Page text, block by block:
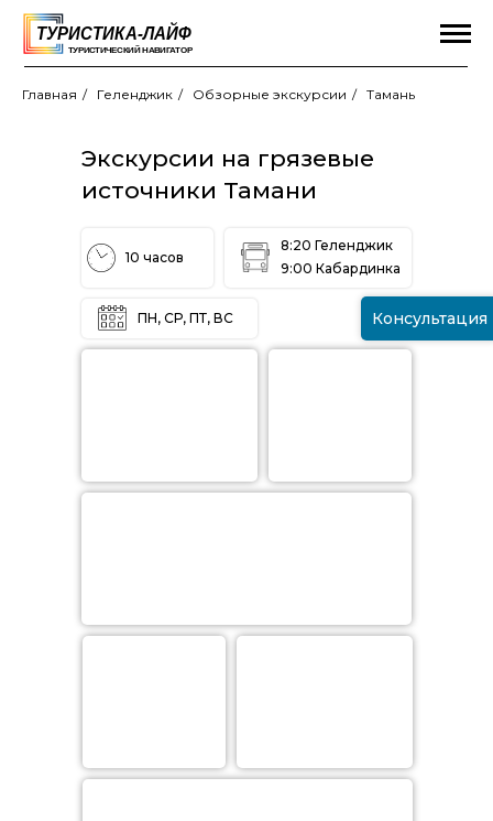
Главная / Геленджик / Обзорные экскурсии / Тамань
Экскурсии на грязевые
источники Тамани
ПН, СР, ПТ, ВС
8:20 Геленджик
9:00 Кабардинка
10 часов
Консультация